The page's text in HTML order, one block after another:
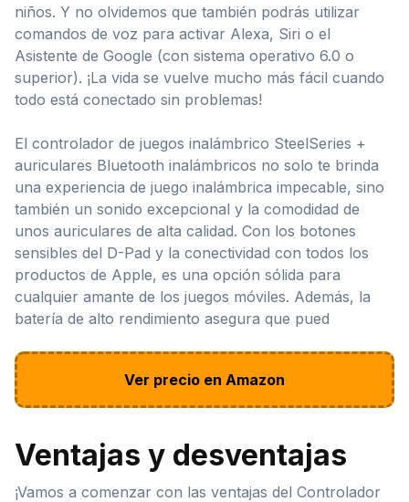
niños. Y no olvidemos que también podrás utilizar
comandos de voz para activar Alexa, Siri o el
Asistente de Google (con sistema operativo 6.0 o
superior). ¡La vida se vuelve mucho más fácil cuando
todo está conectado sin problemas!
El controlador de juegos inalámbrico SteelSeries +
auriculares Bluetooth inalámbricos no solo te brinda
una experiencia de juego inalámbrica impecable, sino
también un sonido excepcional y la comodidad de
unos auriculares de alta calidad. Con los botones
sensibles del D-Pad y la conectividad con todos los
productos de Apple, es una opción sólida para
cualquier amante de los juegos móviles. Además, la
batería de alto rendimiento asegura que pued
Ver precio en Amazon
Ventajas y desventajas
¡Vamos a comenzar con las ventajas del Controlador